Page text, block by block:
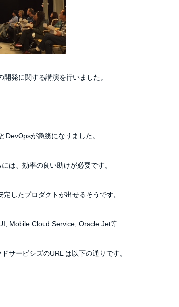
発に関する講演を行いました。
。
DevOpsが急務になりました。
は、効率の良い助けが必要です。
したプロダクトが出せるそうです。
Mobile Cloud Service, Oracle Jet等
サービシズのURL は以下の通りです。